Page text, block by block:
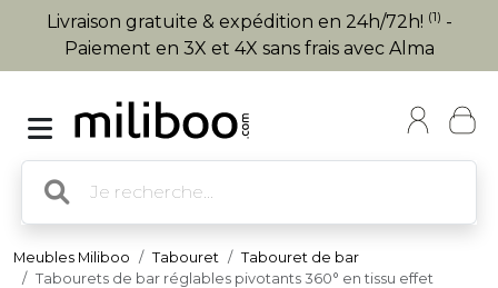
Livraison gratuite & expédition en 24h/72h! (1) -
Paiement en 3X et 4X sans frais avec Alma
Meubles Miliboo Tabouret
Tabouret de bar
Tabourets de bar réglables pivotants 360° en tissu effet